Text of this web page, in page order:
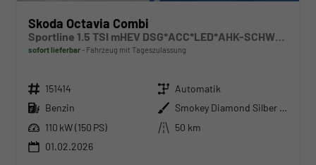
Skoda Octavia Combi
sofort lieferbar Fahrzeug mit Tageszulassung
Fahrzeugnr. 151414 Getriebe Automatik
Kraftstoff Benzin Außenfarbe
Smokey Diamond Silber Metallic
Leistung 110 kW (150 PS) Kilometerstand
50 km
01.02.2026